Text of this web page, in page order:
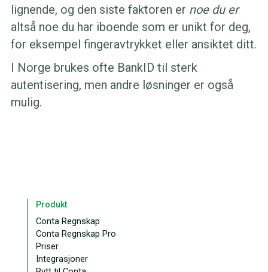
lignende, og den siste faktoren er noe du er
altså noe du har iboende som er unikt for deg,
for eksempel fingeravtrykket eller ansiktet ditt.
I Norge brukes ofte BankID til sterk
autentisering, men andre løsninger er også
mulig.
Produkt
Conta Regnskap
Conta Regnskap Pro
Priser
Integrasjoner